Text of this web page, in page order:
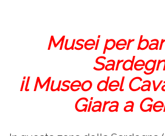
Musei per
il Museo del
Giara a